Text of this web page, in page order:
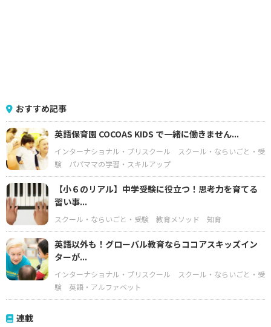
おすすめ記事
英語保育園 COCOAS KIDS で一緒に働きません...
インターナショナル・プリスクール
スクール・ならいごと・受
験
パパママの学習・スキルアップ
【小６のリアル】中学受験に役立つ！思考力を育てる
習い事...
スクール・ならいごと・受験 教育メソッド 知育
英語以外も！グローバル教育ならココアスキッズイン
ターが...
インターナショナル・プリスクール
スクール・ならいごと・受
験
英語・アルファベット
連載